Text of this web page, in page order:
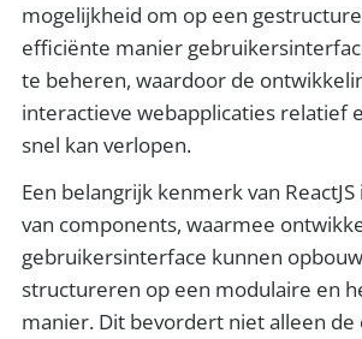
mogelijkheid om op een
efficiënte manier
te beheren, waardoor de
interactieve webapplicaties relatief
snel kan verlopen.
Een belangrijk kenmerk van
van components, waarmee
gebruikersinterface kunnen
structureren op een modulaire en
manier. Dit bevordert niet alleen de